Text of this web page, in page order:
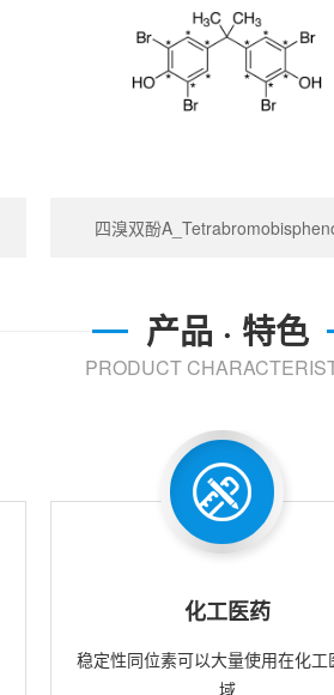
四溴双酚
产品 · 特色
PRODUCT
化工医药
稳定性同位素可以大量使用在化工
域